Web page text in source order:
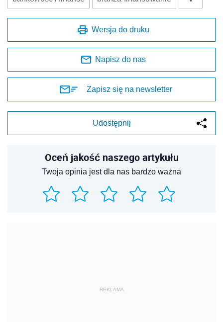
Wersja do druku
Napisz do nas
Zapisz się na newsletter
Udostępnij
Oceń jakość naszego artykułu
Twoja opinia jest dla nas bardzo ważna
REKLAMA